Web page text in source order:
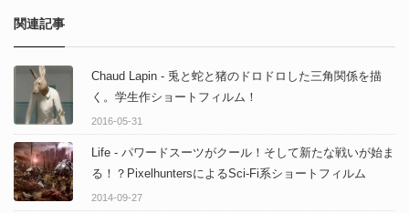
関連記事
Chaud Lapin - 兎と蛇と猪のドロドロした三角関係を描
く。学生作ショートフィルム！
2016-05-31
Life - パワードスーツがクール！そして新たな戦いが始ま
る！？PixelhuntersによるSci-Fi系ショートフィルム
2014-09-27